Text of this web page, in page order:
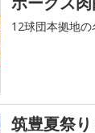
12球団本拠地の
筑豊夏祭